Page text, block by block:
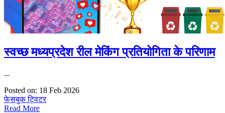
स्वच्छ मध्यप्रदेश रील मेकिंग प्रतियोगिता के परिणाम
...
Posted on: 18 Feb 2026
फेसबुकट्विटर
Read More